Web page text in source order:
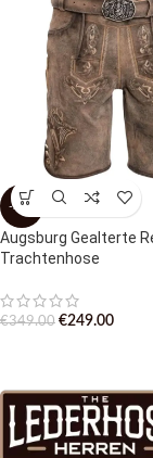
-29%
Augsburg Gealterte
Trachtenhose
€349.00 €249.00